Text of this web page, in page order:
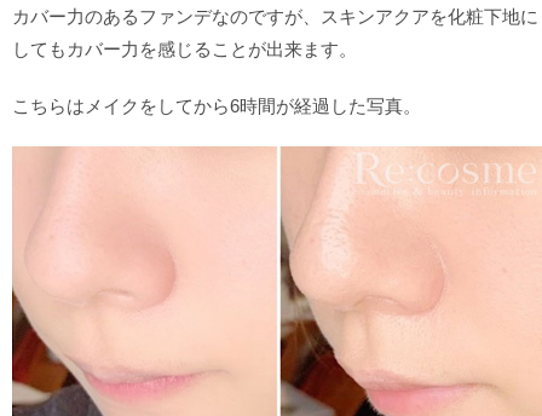
カバー力のあるファンデなのですが、スキンアクアを化粧下地に
してもカバー力を感じることが出来ます。
こちらはメイクをしてから6時間が経過した写真。